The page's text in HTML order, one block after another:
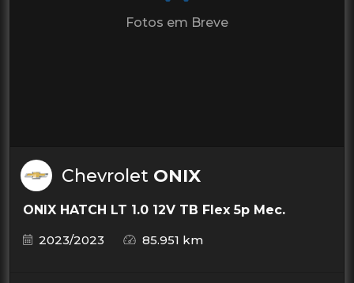
Fotos em Breve
Chevrolet ONIX
ONIX HATCH LT 1.0 12V TB Flex 5p Mec.
2023/2023
85.951 km